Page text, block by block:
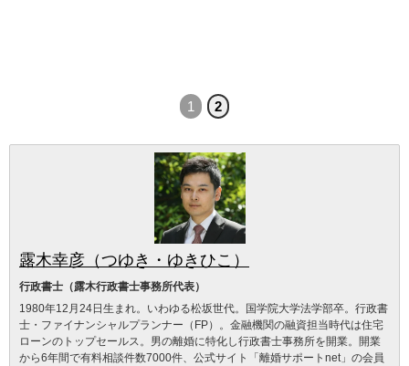
1 2
露木幸彦（つゆき・ゆきひこ）
行政書士（露木行政書士事務所代表）
1980年12月24日生まれ。いわゆる松坂世代。国学院大学法学部卒。行政書
士・ファイナンシャルプランナー（FP）。金融機関の融資担当時代は住宅
ローンのトップセールス。男の離婚に特化し行政書士事務所を開業。開業
から6年間で有料相談件数7000件、公式サイト「離婚サポートnet」の会員